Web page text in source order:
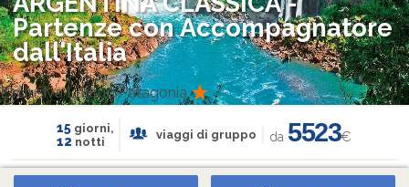
Partenze con Accompagnatore
dall'Italia
Esclusiva Latitud Patagonia
15giorni,
12 notti
viaggi di gruppo da 5523€